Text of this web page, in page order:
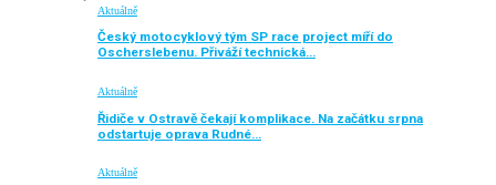
Aktuálně
Český motocyklový tým SP race project míří do
Oscherslebenu. Přiváží technická…
Aktuálně
Řidiče v Ostravě čekají komplikace. Na začátku srpna
odstartuje oprava Rudné…
Aktuálně